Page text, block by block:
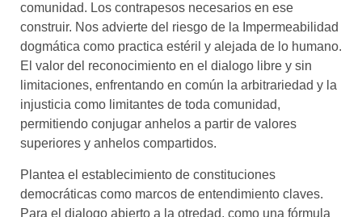
comunidad. Los contrapesos necesarios en ese
construir. Nos advierte del riesgo de la Impermeabilidad
dogmática como practica estéril y alejada de lo humano.
El valor del reconocimiento en el dialogo libre y sin
limitaciones, enfrentando en común la arbitrariedad y la
injusticia como limitantes de toda comunidad,
permitiendo conjugar anhelos a partir de valores
superiores y anhelos compartidos.
Plantea el establecimiento de constituciones
democráticas como marcos de entendimiento claves.
Para el dialogo abierto a la otredad, como una fórmula